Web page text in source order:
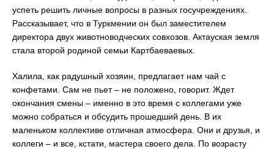
успеть решить личные вопросы в разных госучреждениях.
Рассказывает, что в Туркмении он был заместителем
директора двух животноводческих совхозов. Актауская земля
стала второй родиной семьи Картбаеваевых.
Халила, как радушный хозяин, предлагает нам чай с
конфетами. Сам не пьет – не положено, говорит. Ждет
окончания смены – именно в это время с коллегами уже
можно собраться и обсудить прошедший день. В их
маленьком коллективе отличная атмосфера. Они и друзья, и
коллеги – и все, кстати, мастера своего дела. По возрасту